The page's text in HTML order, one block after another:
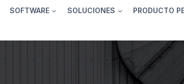
SOFTWARE SOLUCIONES PRODUCTO